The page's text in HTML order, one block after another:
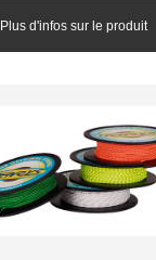
Plus d'infos sur le produit